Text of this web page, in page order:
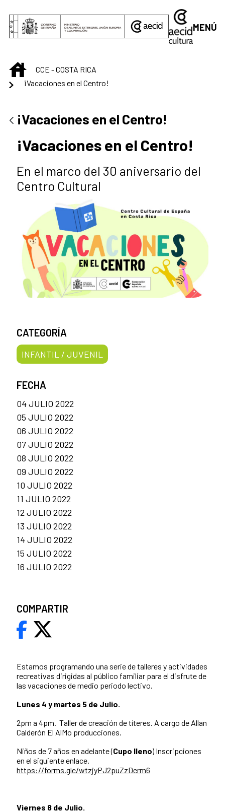
MENÚ
INICIO
CCE - COSTA RICA
¡Vacaciones en el Centro!
¡Vacaciones en el Centro!
¡Vacaciones en el Centro!
En el marco del 30 aniversario del
Centro Cultural
Estamos programando una serie de talleres y actividades
recreativas dirigidas al público familiar para el disfrute de
las vacaciones de medio periodo lectivo.
Lunes 4 y martes 5 de Julio.
2pm a 4pm. Taller de creación de títeres. A cargo de Allan
Calderón El AlMo producciones.
Niños de 7 años en adelante (Cupo lleno) Inscripciones
en el siguiente enlace.
https://forms.gle/wtzjyPJ2puZzDerm6
Viernes 8 de Julio.
CATEGORÍA
INFANTIL / JUVENIL
FECHA
04 JULIO 2022
05 JULIO 2022
06 JULIO 2022
07 JULIO 2022
08 JULIO 2022
09 JULIO 2022
10 JULIO 2022
11 JULIO 2022
12 JULIO 2022
13 JULIO 2022
14 JULIO 2022
15 JULIO 2022
16 JULIO 2022
COMPARTIR